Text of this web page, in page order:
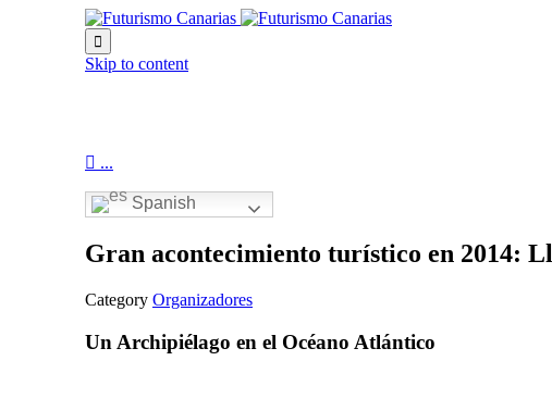

Skip to content
 ...
Spanish
Gran acontecimiento turístico en 2014:
Category Organizadores
Un Archipiélago en el Océano Atlántico